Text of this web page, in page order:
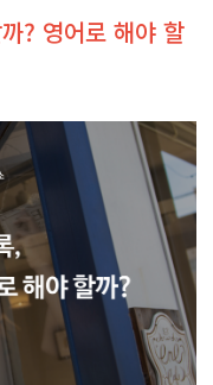
? 영어로 해야 할